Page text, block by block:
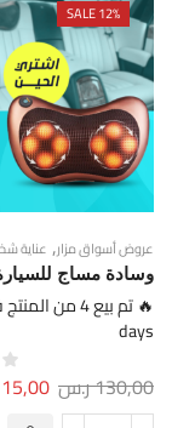
SALE 12%
عروض أسواق مزار, عناية
وسادة مساج
days
130,00ر.س